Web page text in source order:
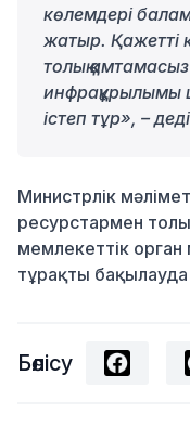
көлемдері
жатыр. Қажетті
толық
инфрақұрылымы
істеп тұр», –
Министрлік
ресурстармен
мемлекеттік
тұрақты
Бөлісу